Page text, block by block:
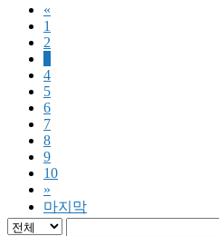
«
1
2
4
5
6
7
8
9
10
»
마지막